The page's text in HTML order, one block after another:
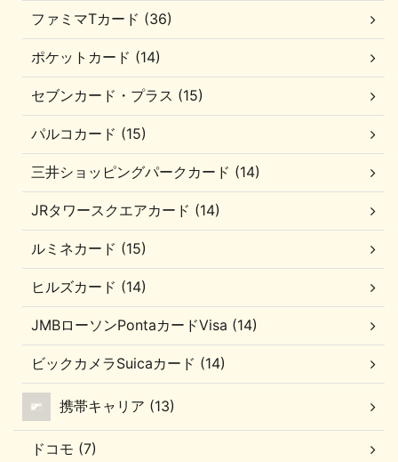
ファミマTカード (36)
ポケットカード (14)
セブンカード・プラス (15)
パルコカード (15)
三井ショッピングパークカード (14)
JRタワースクエアカード (14)
ルミネカード (15)
ヒルズカード (14)
JMBローソンPontaカードVisa (14)
ビックカメラSuicaカード (14)
携帯キャリア (13)
ドコモ (7)